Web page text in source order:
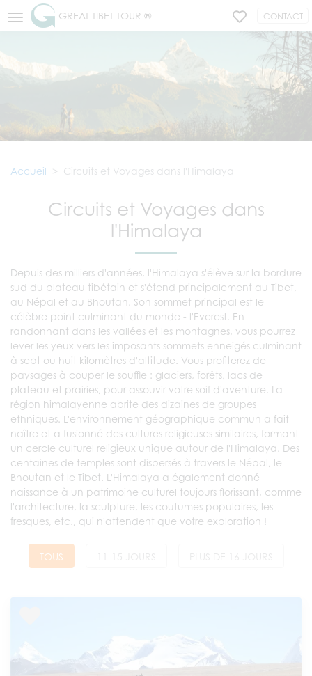
GREAT TIBET TOUR ® CONTACT
Accueil Circuits et Voyages dans l'Himalaya
Circuits et Voyages dans
l'Himalaya
Depuis des milliers d'années, l'Himalaya s'élève sur la bordure
sud du plateau tibétain et s'étend principalement au Tibet,
au Népal et au Bhoutan. Son sommet principal est le
célèbre point culminant du monde - l'Everest. En
randonnant dans les vallées et les montagnes, vous pourrez
lever les yeux vers les imposants sommets enneigés culminant
à sept ou huit kilomètres d'altitude. Vous profiterez de
paysages à couper le souffle : glaciers, forêts, lacs de
plateau et prairies, pour assouvir votre soif d'aventure. La
région himalayenne abrite des dizaines de groupes
ethniques. L'environnement géographique commun a fait
naître et a fusionné des cultures religieuses similaires, formant
un cercle culturel religieux unique autour de l'Himalaya. Des
centaines de temples sont dispersés à travers le Népal, le
Bhoutan et le Tibet. L'Himalaya a également donné
naissance à un patrimoine culturel toujours florissant, comme
l'architecture, la sculpture, les coutumes populaires, les
fresques, etc., qui n'attendent que votre exploration !
TOUS